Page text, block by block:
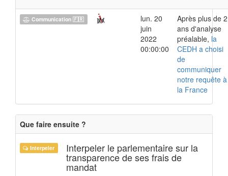
Communication 🇫🇷
lun. 20
juin
2022
00:00:00
Après plus de 2
ans d'analyse
préalable, la
CEDH a choisi
de
communiquer
notre requête à
la France
Que faire ensuite ?
Interpeler Interpeler le parlementaire sur la
transparence de ses frais de
mandat